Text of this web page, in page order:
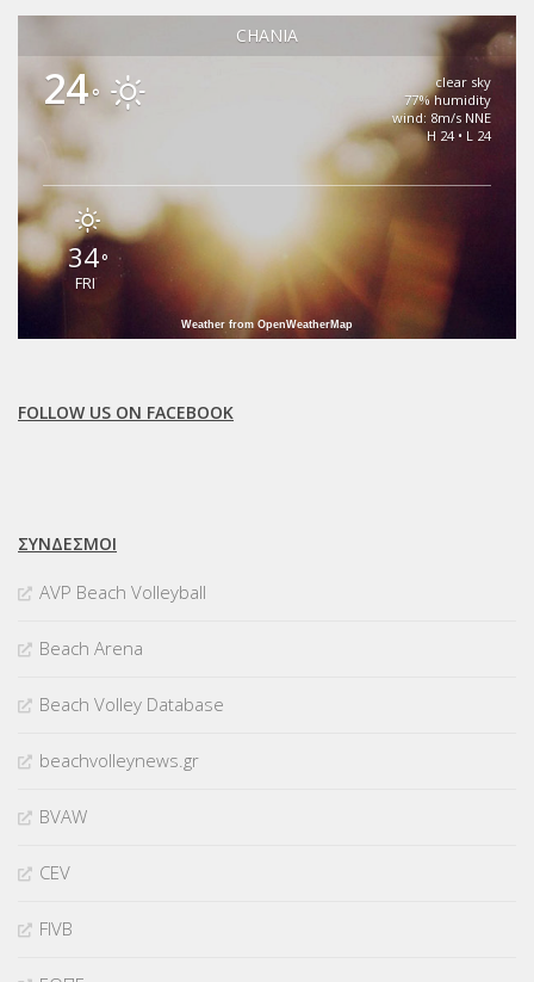
CHANIA
24°
clear sky
77% humidity
wind: 8m/s NNE
H 24 • L 24
34°
FRI
Weather from OpenWeatherMap
FOLLOW US ON FACEBOOK
ΣΥΝΔΈΣΜΟΙ
AVP Beach Volleyball
Beach Arena
Beach Volley Database
beachvolleynews.gr
BVAW
CEV
FIVB